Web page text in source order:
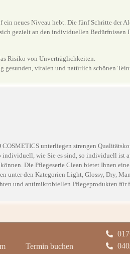
neues Niveau hebt. Die fünf Schritte der
gezielt an den individuellen Bedürfnissen
Risiko von Unverträglichkeiten.
gesunden, vitalen und natürlich schönen
unterliegen strengen
wie Sie es sind, so individuell ist
Die Pflegeserie Clean bietet Ihnen
unter den Kategorien Light, Glossy, Dry,
und antimikrobiellen Pflegeprodukten für
Termin buchen